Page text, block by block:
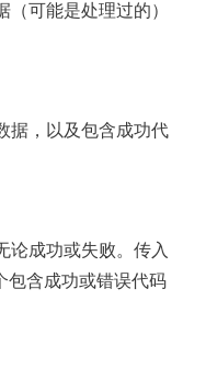
可能是处理过的）
据，以及包含成功代
论成功或失败。传入
包含成功或错误代码